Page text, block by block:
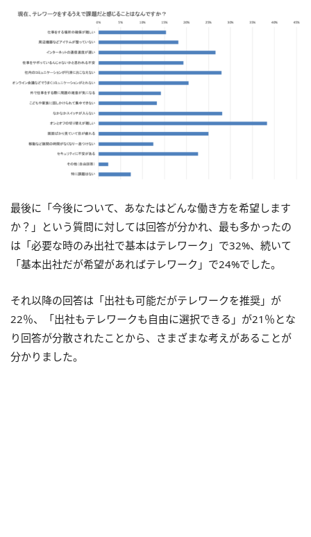
最後に「今後について、あなたはどんな働き方を希望します
か？」という質問に対しては回答が分かれ、最も多かったの
は「必要な時のみ出社で基本はテレワーク」で32%、続いて
「基本出社だが希望があればテレワーク」で24%でした。
それ以降の回答は「出社も可能だがテレワークを推奨」が
22％、「出社もテレワークも自由に選択できる」が21％とな
り回答が分散されたことから、さまざまな考えがあることが
分かりました。